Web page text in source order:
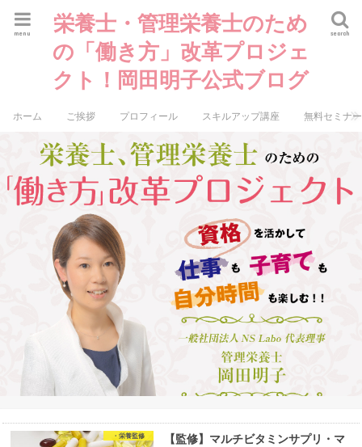
栄養士・管理栄養士のため
の「働き方」改革プロジェ
クト！岡田明子公式ブログ
search
menu
ホーム ご挨拶 プロフィール スキルアップ講座 無料セミナー
・栄養監修
【監修】マルチビタミンサプリ・マ